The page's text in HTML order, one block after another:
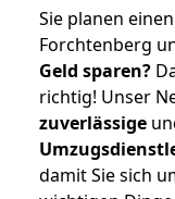
Sie planen
Forchtenberg
Geld sparen?
richtig! Unser
zuverlässige
damit Sie sich